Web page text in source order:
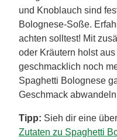
und Knoblauch sind
Bolognese-Soße.
achten solltest! Mit
oder Kräutern holst
geschmacklich noch
Spaghetti Bolognese
Geschmack
Tipp: Sieh dir eine
Zutaten zu Spaghetti